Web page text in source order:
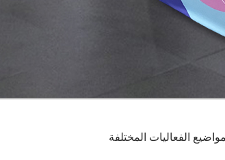
الفعاليات المختلفة